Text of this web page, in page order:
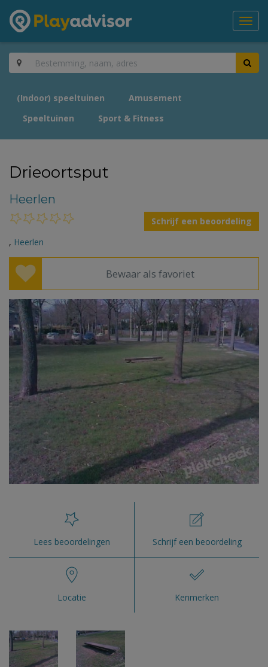
(Indoor) speeltuinen
Amusement
Speeltuinen
Sport & Fitness
Drieoortsput
Heerlen
Schrijf een beoordeling
, Heerlen
Bewaar als favoriet
Lees beoordelingen Schrijf een beoordeling
Locatie Kenmerken